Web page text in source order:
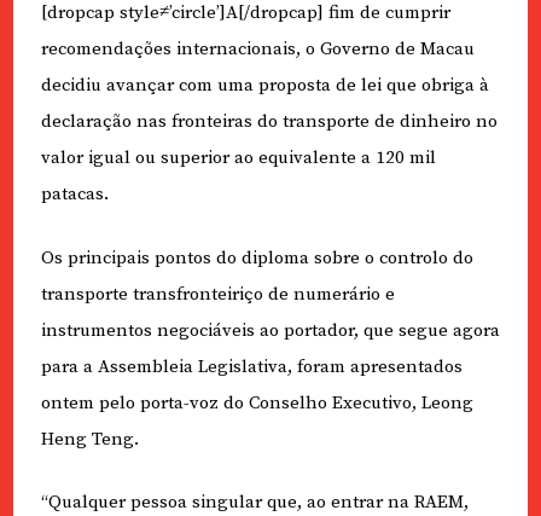
[dropcap style≠’circle’]A[/dropcap] fim de cumprir
recomendações internacionais, o Governo de Macau
decidiu avançar com uma proposta de lei que obriga à
declaração nas fronteiras do transporte de dinheiro no
valor igual ou superior ao equivalente a 120 mil
patacas.
Os principais pontos do diploma sobre o controlo do
transporte transfronteiriço de numerário e
instrumentos negociáveis ao portador, que segue agora
para a Assembleia Legislativa, foram apresentados
ontem pelo porta-voz do Conselho Executivo, Leong
Heng Teng.
“Qualquer pessoa singular que, ao entrar na RAEM,